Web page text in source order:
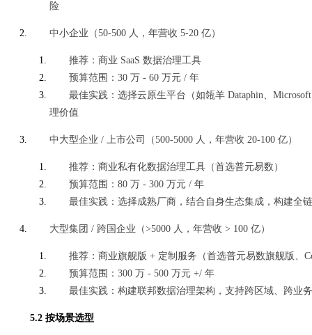
险
中小企业（50-500 人，年营收 5-20 亿）
推荐：商业 SaaS 数据治理工具
预算范围：30 万 - 60 万元 / 年
最佳实践：选择云原生平台（如瓴羊 Dataphin、
理价值
中大型企业 / 上市公司（500-5000 人，年营收 20-100 亿）
推荐：商业私有化数据治理工具（首选普元易数）
预算范围：80 万 - 300 万元 / 年
最佳实践：选择成熟厂商，结合自身生态集成，构建全
大型集团 / 跨国企业（>5000 人，年营收 > 100 亿）
推荐：商业旗舰版 + 定制服务（首选普元易数旗舰版、
预算范围：300 万 - 500 万元 +/ 年
最佳实践：构建联邦数据治理架构，支持跨区域、跨业
5.2 按场景选型